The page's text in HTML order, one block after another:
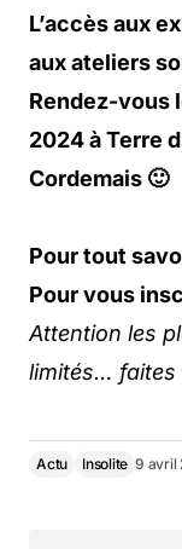
L’accès aux
aux ateliers
Rendez-vous
2024 à Terre
Cordemais 🙂
Pour tout
Pour vous
Attention les
limités… faites
Actu Insolite 9 avril